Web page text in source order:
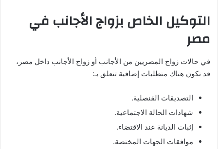
التوكيل الخاص بزواج الأجانب في
مصر
في حالات زواج المصريين من الأجانب أو زواج الأجانب داخل مصر،
قد تكون هناك متطلبات إضافية تتعلق بـ:
التصديقات القنصلية.
شهادات الحالة الاجتماعية.
إثبات الديانة عند الاقتضاء.
موافقات الجهات المختصة.